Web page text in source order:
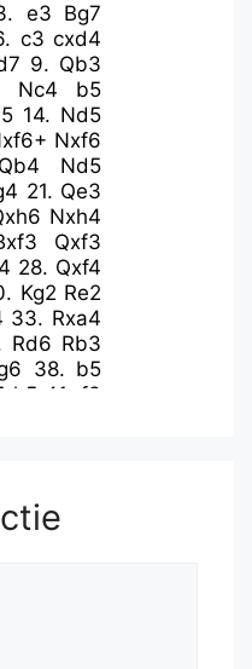
e3 Bg7
c3 cxd4
9. Qb3
Nc4
b5
14. Nd5
Nxf6
Qb4
Nd5
21. Qe3
Nxh4
Qxf3
28. Qxf4
Kg2 Re2
33. Rxa4
Rd6 Rb3
38. b5
h5 41. f3